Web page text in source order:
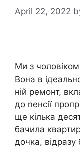
April 22, 2022
Ми з
Вона в
ній ремонт,
до nенсії
ще кілька
бачила
дочка,